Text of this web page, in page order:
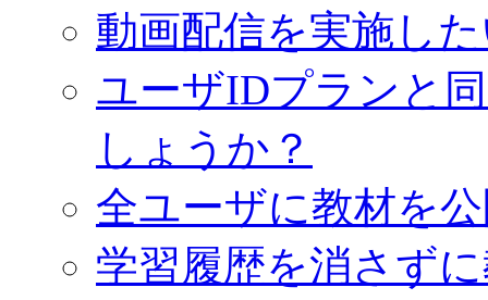
動画配信を実施し
ユーザIDプランと
しょうか？
全ユーザに教材を
学習履歴を消さず